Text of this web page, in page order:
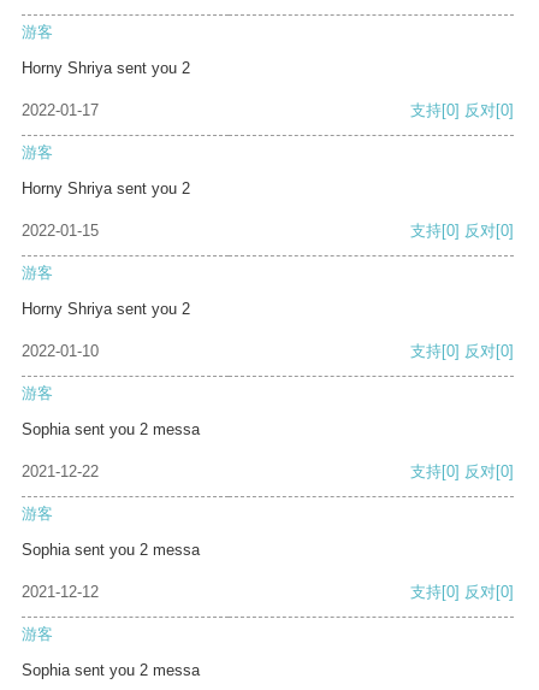
游客
Horny Shriya sent you 2
2022-01-17 支持[0] 反对[0]
游客
Horny Shriya sent you 2
2022-01-15 支持[0] 反对[0]
游客
Horny Shriya sent you 2
2022-01-10 支持[0] 反对[0]
游客
Sophia sent you 2 messa
2021-12-22 支持[0] 反对[0]
游客
Sophia sent you 2 messa
2021-12-12 支持[0] 反对[0]
游客
Sophia sent you 2 messa